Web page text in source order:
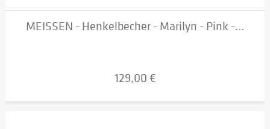
MEISSEN - Henkelbecher - Marilyn - Pink -...
129,00 €